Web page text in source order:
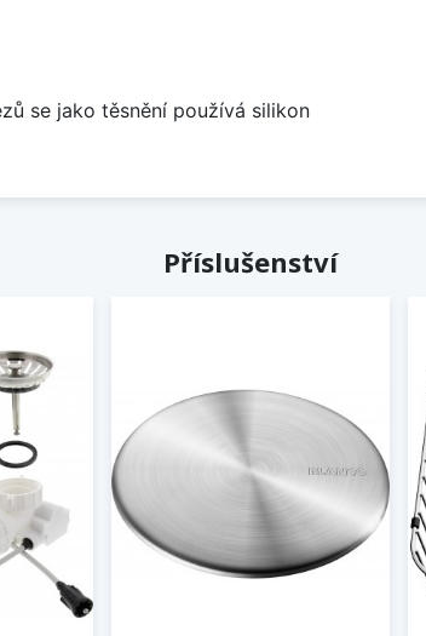
se jako těsnění používá silikon
Příslušenství